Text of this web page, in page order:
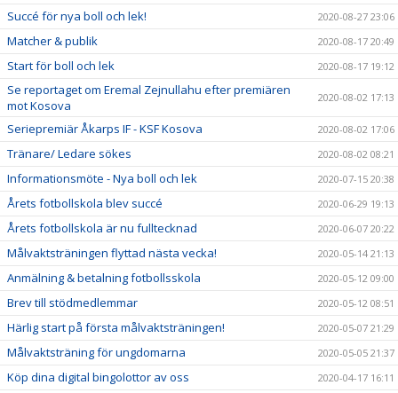
Succé för nya boll och lek! 2020-08-27 23:06
Matcher & publik 2020-08-17 20:49
Start för boll och lek 2020-08-17 19:12
Se reportaget om Eremal Zejnullahu efter premiären
mot Kosova
2020-08-02 17:13
Seriepremiär Åkarps IF - KSF Kosova 2020-08-02 17:06
Tränare/ Ledare sökes 2020-08-02 08:21
Informationsmöte - Nya boll och lek 2020-07-15 20:38
Årets fotbollskola blev succé 2020-06-29 19:13
Årets fotbollskola är nu fulltecknad 2020-06-07 20:22
Målvaktsträningen flyttad nästa vecka! 2020-05-14 21:13
Anmälning & betalning fotbollsskola 2020-05-12 09:00
Brev till stödmedlemmar 2020-05-12 08:51
Härlig start på första målvaktsträningen! 2020-05-07 21:29
Målvaktsträning för ungdomarna 2020-05-05 21:37
Köp dina digital bingolottor av oss 2020-04-17 16:11